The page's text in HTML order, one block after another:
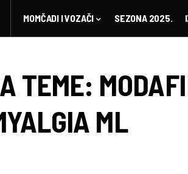
MOMČADI I VOZAČI SEZONA 2025.
TEME:
ML